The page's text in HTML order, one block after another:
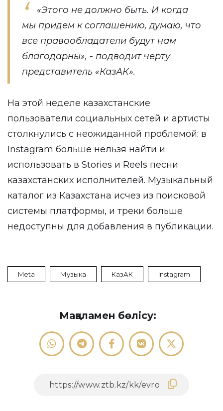
«Этого не должно быть. И когда
мы придем к соглашению, думаю, что
все правообладатели будут нам
благодарны», - подводит черту
представитель «КазАК».
На этой неделе казахстанские
пользователи социальных сетей и артисты
столкнулись с неожиданной проблемой: в
Instagram больше нельзя найти и
использовать в Stories и Reels песни
казахстанских исполнителей. Музыкальный
каталог из Казахстана исчез из поисковой
системы платформы, и треки больше
недоступны для добавления в публикации.
Meta Музыка КазАК Instagram
Мақаламен бөлісу: